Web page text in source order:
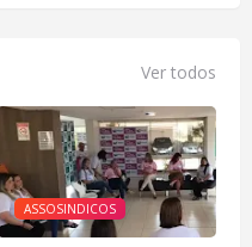
Ver todos
ASSOSINDICOS